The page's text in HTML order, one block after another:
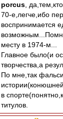
porcus ,
70-е,легче,ибо
воспринимается
месту в 1974-м...
Главное было(и
творчества,а
По мне,так
в
титулов.